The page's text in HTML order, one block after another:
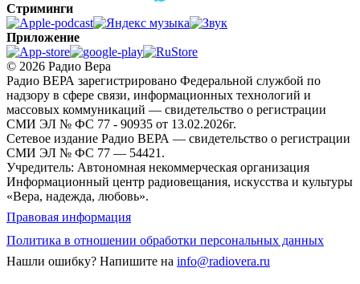
Стриминги
Приложение
© 2026 Радио Вера
Радио ВЕРА зарегистрировано Федеральной службой по
надзору в сфере связи, информационных технологий и
массовых коммуникаций — свидетельство о регистрации
СМИ ЭЛ № ФС 77 - 90935 от 13.02.2026г.
Сетевое издание Радио ВЕРА — свидетельство о регистрации
СМИ ЭЛ № ФС 77 — 54421.
Учредитель: Автономная некоммерческая организация
Информационный центр радиовещания, искусства и культуры
«Вера, надежда, любовь».
Правовая информация
Политика в отношении обработки персональных данных
Нашли ошибку? Напишите на info@radiovera.ru